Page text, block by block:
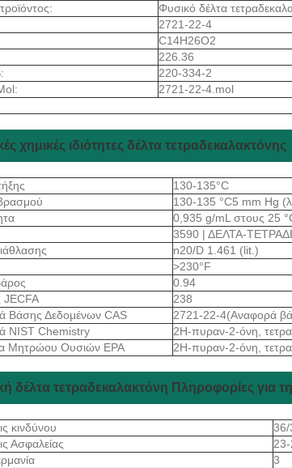
Φυσικό δέλτα
2721-22-4
C14H26O2
226.36
220-334-2
2721-22-4.mol
χημικές ιδιότητες δέλτα τετραδεκαλακτόνης
130-135°C
130-135 °C5 mm Hg
0,935 g/mL στους 25
3590 | ΔΕΛΤΑ-
n20/D 1.461 (lit.)
>230°F
0.94
JECFA
238
Βάσης Δεδομένων CAS
2721-22-4(Αναφορά
NIST Chemistry
2Η-πυραν-2-όνη,
Μητρώου Ουσιών EPA
2Η-πυραν-2-όνη,
δέλτα τετραδεκαλακτόνη Πληροφορίες για
κινδύνου
36/
Ασφαλείας
3